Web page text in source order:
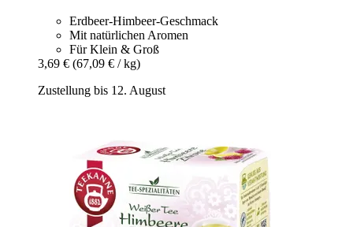
Erdbeer-Himbeer-Geschmack
Mit natürlichen Aromen
Für Klein & Groß
3,69 € (67,09 € / kg)
Zustellung bis 12. August